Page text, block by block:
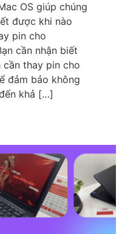
OS giúp chúng
được khi nào
pin cho
cần nhận biết
cần thay pin cho
đảm bảo không
khả […]